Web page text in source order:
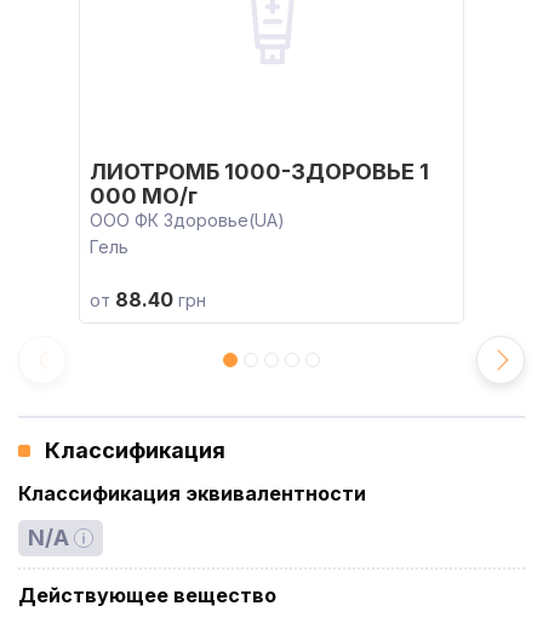
ЛИОТРОМБ 1000-ЗДОРОВЬЕ 1
000 МО/г
ООО ФК Здоровье(UA)
Гель
от 88.40 грн
Классификация
Классификация эквивалентности
N/A
Действующее вещество